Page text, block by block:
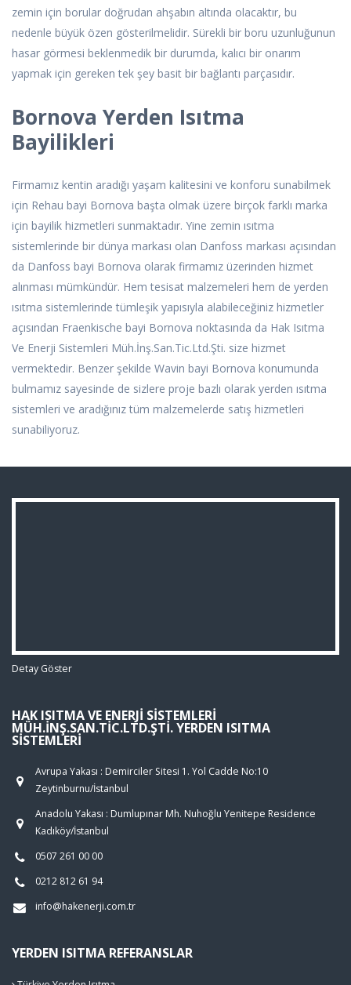
zemin için borular doğrudan ahşabın altında olacaktır, bu
nedenle büyük özen gösterilmelidir. Sürekli bir boru uzunluğunun
hasar görmesi beklenmedik bir durumda, kalıcı bir onarım
yapmak için gereken tek şey basit bir bağlantı parçasıdır.
Bornova Yerden Isıtma
Bayilikleri
Firmamız kentin aradığı yaşam kalitesini ve konforu sunabilmek
için Rehau bayi Bornova başta olmak üzere birçok farklı marka
için bayilik hizmetleri sunmaktadır. Yine zemin ısıtma
sistemlerinde bir dünya markası olan Danfoss markası açısından
da Danfoss bayi Bornova olarak firmamız üzerinden hizmet
alınması mümkündür. Hem tesisat malzemeleri hem de yerden
ısıtma sistemlerinde tümleşik yapısıyla alabileceğiniz hizmetler
açısından Fraenkische bayi Bornova noktasında da Hak Isıtma
Ve Enerji Sistemleri Müh.İnş.San.Tic.Ltd.Şti. size hizmet
vermektedir. Benzer şekilde Wavin bayi Bornova konumunda
bulmamız sayesinde de sizlere proje bazlı olarak yerden ısıtma
sistemleri ve aradığınız tüm malzemelerde satış hizmetleri
sunabiliyoruz.
Detay Göster
HAK ISITMA VE ENERJI SISTEMLERI
MÜH.İNŞ.SAN.TIC.LTD.ŞTI. YERDEN ISITMA
SISTEMLERI
Avrupa Yakası : Demirciler Sitesi 1. Yol Cadde No:10
Zeytinburnu/İstanbul
Anadolu Yakası : Dumlupınar Mh. Nuhoğlu Yenitepe Residence
Kadıköy/İstanbul
0507 261 00 00
0212 812 61 94
info@hakenerji.com.tr
YERDEN ISITMA REFERANSLAR